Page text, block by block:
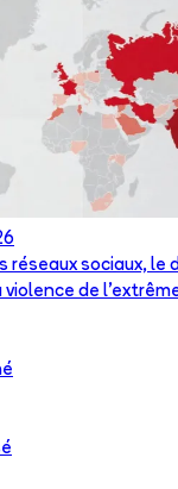
réseaux sociaux, le
de